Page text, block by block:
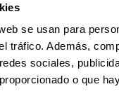
se usan para
tráfico. Además,
sociales,
o que
química
1